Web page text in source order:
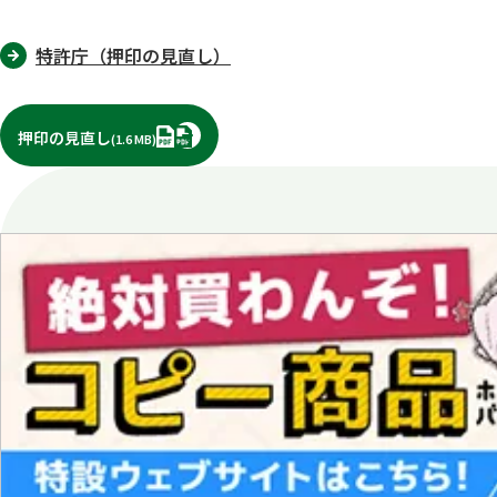
特許庁（押印の見直し）
押印の見直し(1.6 MB) PDF